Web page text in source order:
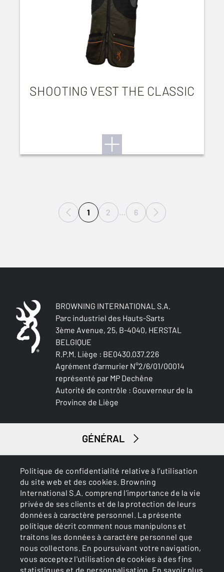
Politique de confidentialité relative à l’utilisation
du site web et des cookies. Browning
International S.A. comprend l’importance de la vie
privée de ses clients et de la protection de leurs
données à caractère personnel. La présente
politique décrit comment nous manipulons et
traitons les données à caractère personnel que
nous collectons. En poursuivant votre navigation,
vous acceptez l'utilisation de cookies à des fins
statistiques et de personnalisation. En savoir plus
SHOOTING VEST THE CLASSIC
1 2 … 6
BROWNING INTERNATIONAL S.A.
Parc industriel des Hauts-Sarts
3ème Avenue, 25, B-4040, HERSTAL
BELGIQUE
R.P.M. Liège : BE0430.037.226
Agrément d'armurier N°2/6/01/00014
représenté par MP Dechêne
Autorité de contrôle : Gouverneur de la
Province de Liège
GÉNÉRAL
SERVICES
Cookies Politique de confidentialité